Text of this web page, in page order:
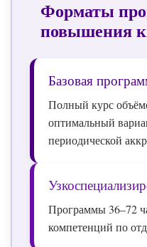
Форматы
повышения
Базовая
Полный курс
оптимальный
периодической
Программы 36–72
компетенций по